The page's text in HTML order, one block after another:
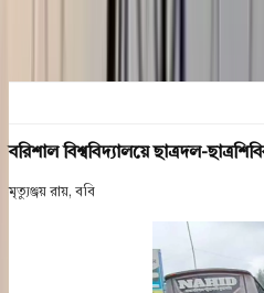
বরিশাল বিশ্ববিদ্যালয়ে ছাত্রদল-
মৃত্যুঞ্জয় রায়, ববি